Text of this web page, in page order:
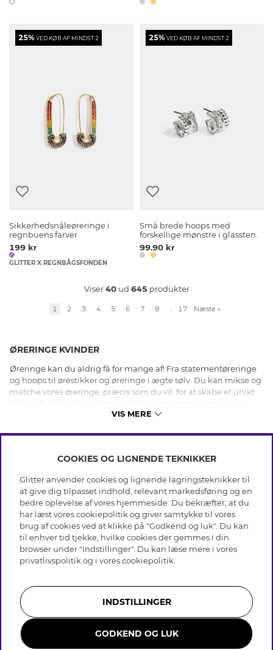
25%VED KØB AF MINDST 2
Sikkerhedsnåleøreringe i
regnbuens farver
199 kr
GLITTER X REGNBÅGSFONDEN
25%VED KØB AF MINDST 2
Små brede hoops med
forskellige mønstre i glassten.
99.90 kr
Viser40ud 645 produkter
1 2 3 4 5 6 7 8 .. 17 Næste »
ØRERINGE KVINDER
Øreringe kan du aldrig få for mange af! Fra statementøreringe
og hoops til ørestikker og øreringe i ægte sølv. Du kan mikse og
matche vores øreringe, præcis som du vil, for at skabe et unikt
dekoreret med glassten, eller gå efter et klassisk look med små
bijouteriøreringe eller tidløse øreringe i ægte sølv, har vi de
VIS MERE
INFO
Betingelser
Databeskyttelsespolitik
Cookies
Medlemsbetingelser
Job hos Glitter
Tilbagekaldelse
Gavekortsaldo
OM GLITTER
Black Friday
Vores butikker
Virksomhedens historie
Whistleblowing
Presse & Samarbejde
HJÆLP
Ofte stillede spørsmål
Kundeservice
Plejeråd skindhandsker
Størrelsesguide til ringe
Smykker i rustfrit stål
Bliv medlem
COOKIES OG LIGNENDE TEKNIKKER
Glitter anvender cookies og lignende lagringsteknikker til
at give dig tilpasset indhold, relevant markedsføring og en
bedre oplevelse af vores hjemmeside. Du bekræfter, at du
har læst vores cookiepolitik og giver samtykke til vores
brug af cookies ved at klikke på "Godkend og luk". Du kan
til enhver tid tjekke, hvilke cookies der gemmes i din
browser under "Indstillinger". Du kan læse mere i vores
privatlivspolitik og i vorescookiepolitik
INDSTILLINGER
GODKEND OG LUK